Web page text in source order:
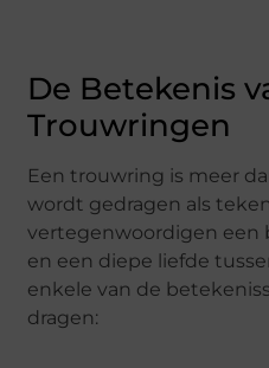
De Betekenis
Trouwringen
Een trouwring is meer
wordt gedragen als
vertegenwoordigen een
en een diepe liefde
enkele van de
dragen: